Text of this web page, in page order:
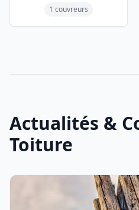
1 couvreurs
Actualités &
Toiture